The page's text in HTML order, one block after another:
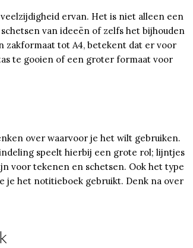
ervan. Het is niet alleen een
van ideeën of zelfs het bijhouden
zakformaat tot A4, betekent dat er voor
te gooien of een groter formaat voor
over waarvoor je het wilt gebruiken.
speelt hierbij een grote rol; lijntjes
voor tekenen en schetsen. Ook het type
je het notitieboek gebruikt. Denk na over